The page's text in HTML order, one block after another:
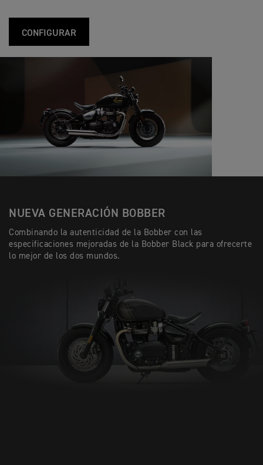
CONFIGURAR
NUEVA GENERACIÓN BOBBER
Combinando la autenticidad de la Bobber con las
especificaciones mejoradas de la Bobber Black para ofrecerte
lo mejor de los dos mundos.